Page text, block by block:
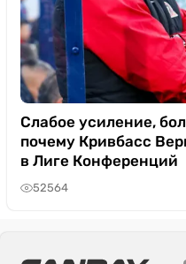
Слабое усиление,
почему Кривбасс
в Лиге Конференций
52564